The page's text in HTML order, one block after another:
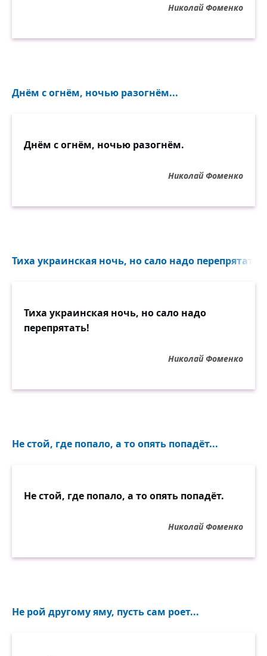
Николай Фоменко
Днём с огнём, ночью разогнём...
Днём с огнём, ночью разогнём.
Николай Фоменко
Тиха украинская ночь, но сало надо
Тиха украинская ночь, но сало надо
перепрятать!
Николай Фоменко
Не стой, где попало, а то опять попадёт...
Не стой, где попало, а то опять попадёт.
Николай Фоменко
Не рой другому яму, пусть сам роет...